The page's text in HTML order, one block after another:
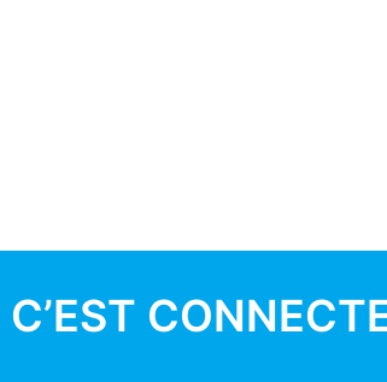
C’EST